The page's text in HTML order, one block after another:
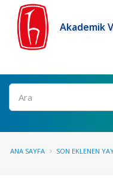
Akademik
Ara
ANA SAYFA SON EKLENEN